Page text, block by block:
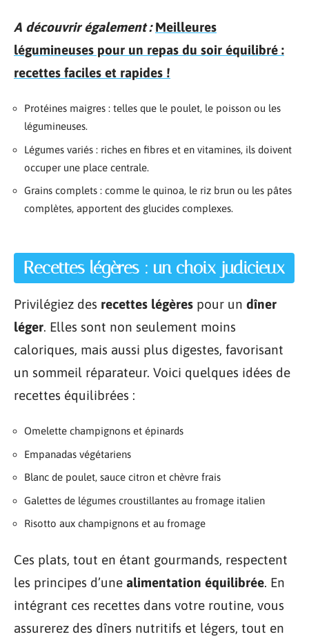
A découvrir également : Meilleures
légumineuses pour un repas du soir équilibré :
recettes faciles et rapides !
Protéines maigres : telles que le poulet, le poisson ou les
légumineuses.
Légumes variés : riches en fibres et en vitamines, ils doivent
occuper une place centrale.
Grains complets : comme le quinoa, le riz brun ou les pâtes
complètes, apportent des glucides complexes.
Recettes légères : un choix judicieux
Privilégiez des recettes légères pour un dîner
léger. Elles sont non seulement moins
caloriques, mais aussi plus digestes, favorisant
un sommeil réparateur. Voici quelques idées de
recettes équilibrées :
Omelette champignons et épinards
Empanadas végétariens
Blanc de poulet, sauce citron et chèvre frais
Galettes de légumes croustillantes au fromage italien
Risotto aux champignons et au fromage
Ces plats, tout en étant gourmands, respectent
les principes d’une alimentation équilibrée. En
intégrant ces recettes dans votre routine, vous
assurerez des dîners nutritifs et légers, tout en